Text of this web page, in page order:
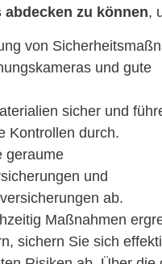
abdecken zu können,
von
und gute
sicher und
Kontrollen durch.
geraume
und
ab.
Maßnahmen
sichern Sie sich